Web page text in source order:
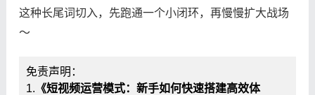
这种长尾词切入，先跑通一个小闭环，再慢慢扩大战场
～
免责声明：
1. 《短视频运营模式：新手如何快速搭建高效体